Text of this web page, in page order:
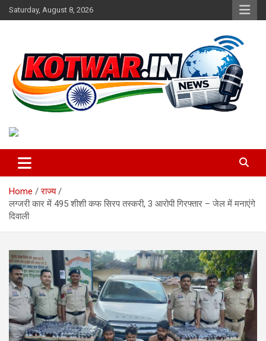
Skip
to
Saturday, August 8, 2026
kotwar.in
Home
राज्य
लग्जरी कार में 495 शीशी कफ सिरप तस्करी, 3 आरोपी गिरफ्तार – जेल में मनाएंगे
दिवाली